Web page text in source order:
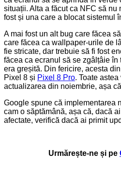
situații. Alta a făcut ca NFC să nu
fost și una care a blocat sistemul
A mai fost un alt bug care făcea
care făcea ca wallpaper-urile de
fie stricate, dar trebuie să fi fost
făcea ca ecranul să se zgâlțâie
era greșită. Din fericire, acesta
Pixel 8 și Pixel 8 Pro. Toate
actualizarea din noiembrie, așa
Google spune că implementarea
cam o săptămână, așa că, dacă
afectate, verifică dacă ai primit
Urmărește-ne și pe